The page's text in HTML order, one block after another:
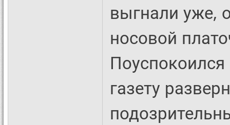
выгнали уже,
носовой
газету